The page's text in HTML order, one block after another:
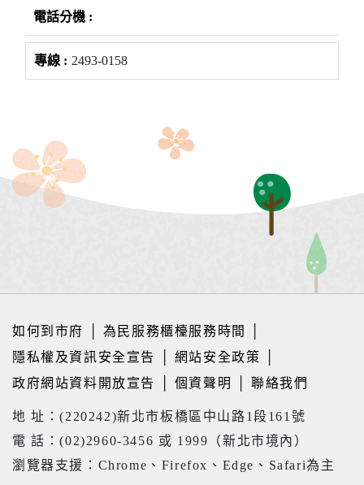
2493-0158
如何到市府 為民服務櫃檯服務時間
隱私權及資訊安全宣告
網站安全政策
政府網站資料開放宣告
個資聲明 │聯絡我們
地 址：(220242)新北市板橋區中山路1段161號
電 話：(02)2960-3456 或 1999（新北市境內）
瀏覽器支援：Chrome、Firefox、Edge、Safari為主